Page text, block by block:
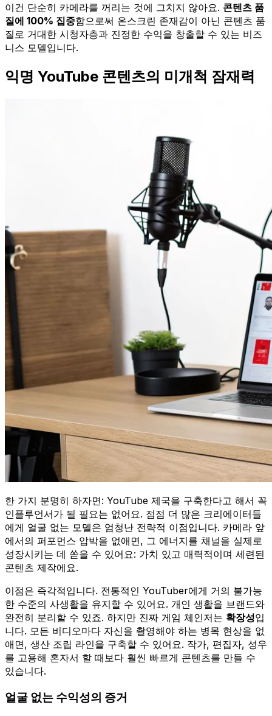
이건 단순히 카메라를 꺼리는 것에 그치지 않아요. 콘텐츠 품
질에 100% 집중함으로써 온스크린 존재감이 아닌 콘텐츠 품
질로 거대한 시청자층과 진정한 수익을 창출할 수 있는 비즈
니스 모델입니다.
익명 YouTube 콘텐츠의 미개척 잠재력
한 가지 분명히 하자면: YouTube 제국을 구축한다고 해서 꼭
인플루언서가 될 필요는 없어요. 점점 더 많은 크리에이터들
에게 얼굴 없는 모델은 엄청난 전략적 이점입니다. 카메라 앞
에서의 퍼포먼스 압박을 없애면, 그 에너지를 채널을 실제로
성장시키는 데 쏟을 수 있어요: 가치 있고 매력적이며 세련된
콘텐츠 제작에요.
이점은 즉각적입니다. 전통적인 YouTuber에게 거의 불가능
한 수준의 사생활을 유지할 수 있어요. 개인 생활을 브랜드와
완전히 분리할 수 있죠. 하지만 진짜 게임 체인저는 확장성입
니다. 모든 비디오마다 자신을 촬영해야 하는 병목 현상을 없
애면, 생산 조립 라인을 구축할 수 있어요. 작가, 편집자, 성우
를 고용해 혼자서 할 때보다 훨씬 빠르게 콘텐츠를 만들 수
있습니다.
얼굴 없는 수익성의 증거